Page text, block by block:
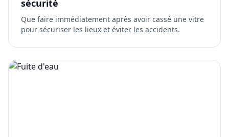
sécurité
Que faire immédiatement après avoir cassé une vitre
pour sécuriser les lieux et éviter les accidents.